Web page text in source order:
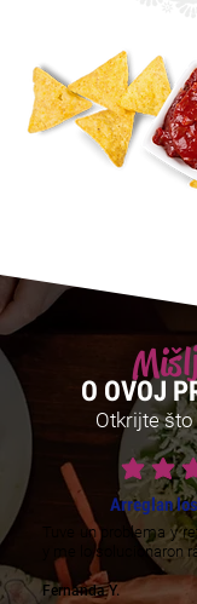
O OVOJ
Otkrijte
Arreglan
Tuve un problema y
y me lo solucionaron
Fernanda Y.